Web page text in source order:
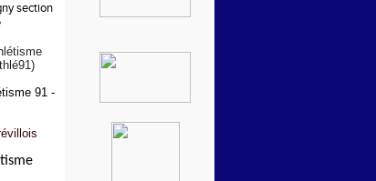
section
91 -